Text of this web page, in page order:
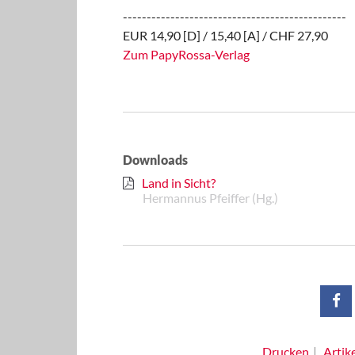
-----------------------------------------------
EUR 14,90 [D] / 15,40 [A] / CHF 27,90
Zum PapyRossa-Verlag
Downloads
Land in Sicht?
Hermannus Pfeiffer (Hg.)
Drucken